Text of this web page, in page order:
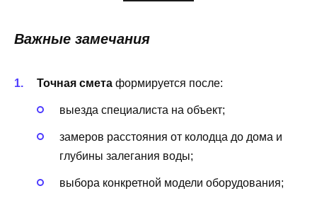
Важные замечания
Точная смета формируется после:
выезда специалиста на объект;
замеров расстояния от колодца до дома и
глубины залегания воды;
выбора конкретной модели оборудования;